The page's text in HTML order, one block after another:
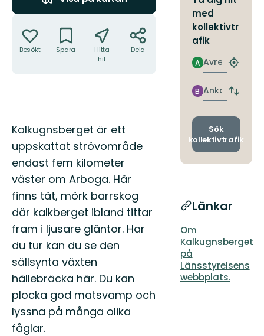
Besökt Spara
Hitta
hit
Dela
Beskrivning
Kalkugnsberget är ett
uppskattat strövområde
endast fem kilometer
väster om Arboga. Här
finns tät, mörk barrskog
där kalkberget ibland tittar
fram i ljusare gläntor. Har
du tur kan du se den
sällsynta växten
hällebräcka här. Du kan
plocka god matsvamp och
lyssna på många olika
fåglar.
med
kollektivtr
afik
Avresa
A
Hitta
Ankomst
B
Byt
och
Sök
kollektivtrafik
Länkar
Om
Kalkugnsberget
på
Länsstyrelsens
webbplats.